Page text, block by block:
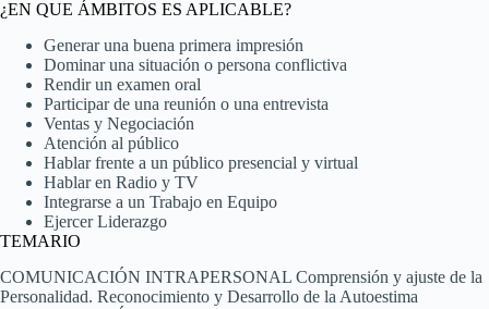
¿EN QUE ÁMBITOS ES APLICABLE?
Generar una buena primera impresión
Dominar una situación o persona conflictiva
Rendir un examen oral
Participar de una reunión o una entrevista
Ventas y Negociación
Atención al público
Hablar frente a un público presencial y virtual
Hablar en Radio y TV
Integrarse a un Trabajo en Equipo
Ejercer Liderazgo
TEMARIO
COMUNICACIÓN INTRAPERSONAL Comprensión y ajuste de la
Personalidad. Reconocimiento y Desarrollo de la Autoestima